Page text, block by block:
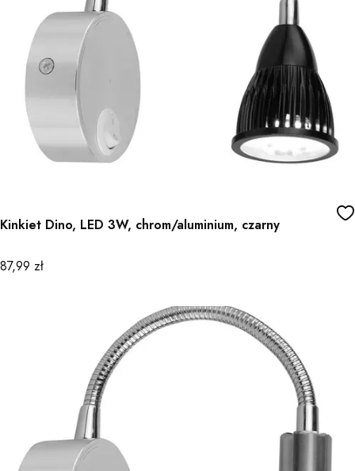
Kinkiet Dino, LED 3W, chrom/aluminium, czarny
Cena
87,99 zł